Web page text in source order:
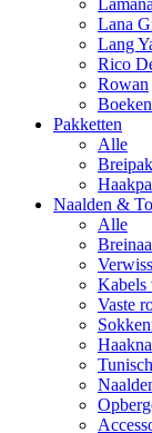
Lamana
Lana
Lang
Rico
Rowan
Boeken
Pakketten
Alle
Naalden &
Alle
Kabels
Vaste